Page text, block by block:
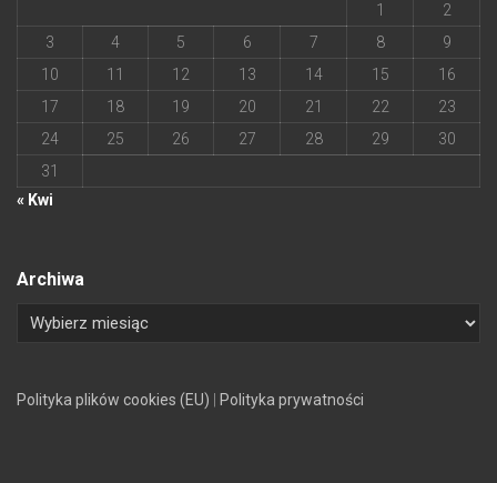
1
2
3
4 5 6 7 8
9
10
11 12 13 14 15
16
17
18 19 20 21 22
23
24
25 26 27 28 29
30
31
« Kwi
Archiwa
Polityka plików cookies (EU) Polityka prywatności